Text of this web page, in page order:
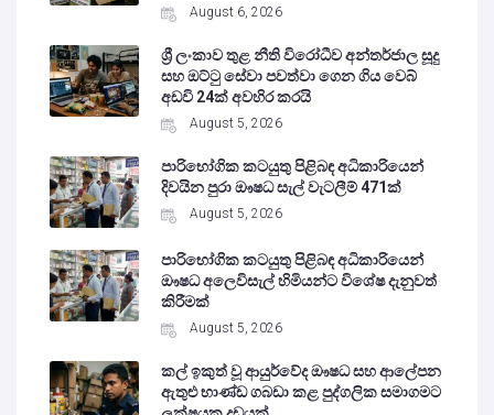
August 6, 2026
ශ්‍රී ලංකාව තුළ නීති විරෝධීව අන්තර්ජාල සූදු
සහ ඔට්ටු සේවා පවත්වා ගෙන ගිය වෙබ්
අඩවි 24ක් අවහිර කරයි
August 5, 2026
පාරිභෝගික කටයුතු පිළිබඳ අධිකාරියෙන්
දිවයින පුරා ඖෂධ සැල් වැටලීම් 471ක්
August 5, 2026
පාරිභෝගික කටයුතු පිළිබඳ අධිකාරියෙන්
ඖෂධ අලෙවිසැල් හිමියන්ට විශේෂ දැනුවත්
කිරීමක්
August 5, 2026
කල් ඉකුත් වූ ආයුර්වේද ඖෂධ සහ ආලේපන
ඇතුළු භාණ්ඩ ගබඩා කළ පුද්ගලික සමාගමට